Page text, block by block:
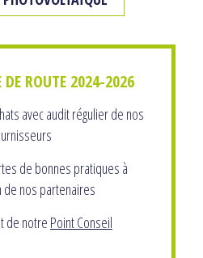
DE ROUTE 2024-2026
avec audit régulier de nos
de bonnes pratiques à
de nos partenaires
de notre Point Conseil